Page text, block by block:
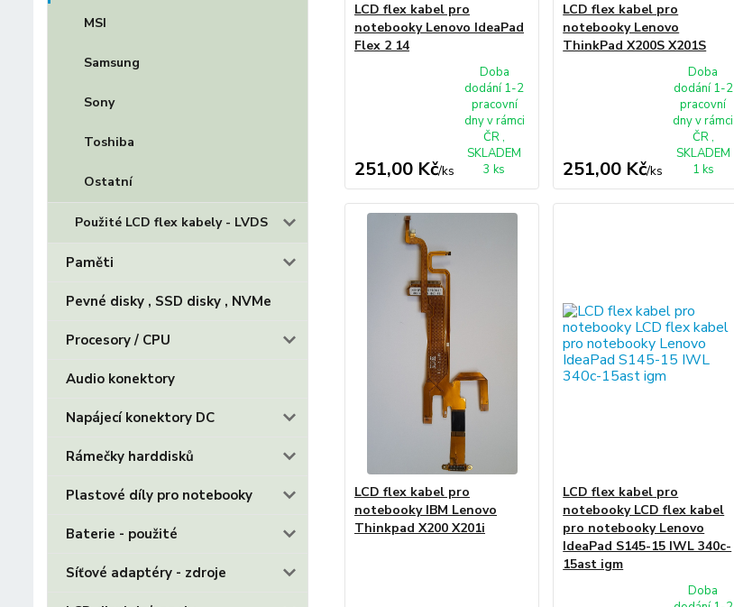
MSI
Samsung
Sony
Toshiba
Ostatní
Použité LCD flex kabely - LVDS
Paměti
Pevné disky , SSD disky , NVMe
Procesory / CPU
Audio konektory
Napájecí konektory DC
Rámečky harddisků
Plastové díly pro notebooky
Baterie - použité
Síťové adaptéry - zdroje
LCD flex kabel pro
notebooky Lenovo IdeaPad
Flex 2 14
251,00 Kč/ks
Doba
dodání 1-2
pracovní
dny v rámci
ČR ,
SKLADEM
3 ks
LCD flex kabel pro
notebooky Lenovo
ThinkPad X200S X201S
251,00 Kč/ks
Doba
dodání 1-2
pracovní
dny v rámci
ČR ,
SKLADEM
1 ks
LCD flex kabel pro
notebooky IBM Lenovo
Thinkpad X200 X201i
LCD flex kabel pro
notebooky LCD flex kabel
pro notebooky Lenovo
IdeaPad S145-15 IWL 340c-
15ast igm
Doba